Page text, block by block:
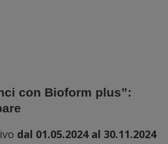
con Bioform plus”:
dal 01.05.2024 al 30.11.2024